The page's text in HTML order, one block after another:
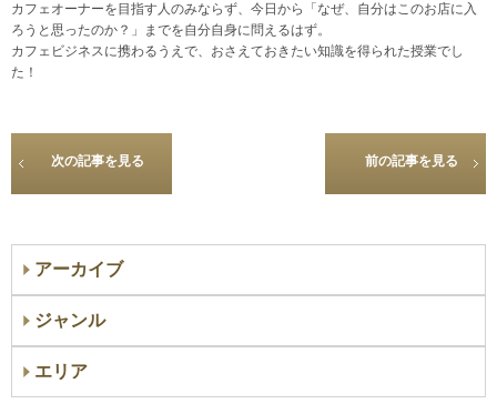
カフェオーナーを目指す人のみならず、今日から「なぜ、自分はこのお店に入
ろうと思ったのか？」までを自分自身に問えるはず。
カフェビジネスに携わるうえで、おさえておきたい知識を得られた授業でし
た！
次の記事を見る 前の記事を見る
アーカイブ
ジャンル
エリア